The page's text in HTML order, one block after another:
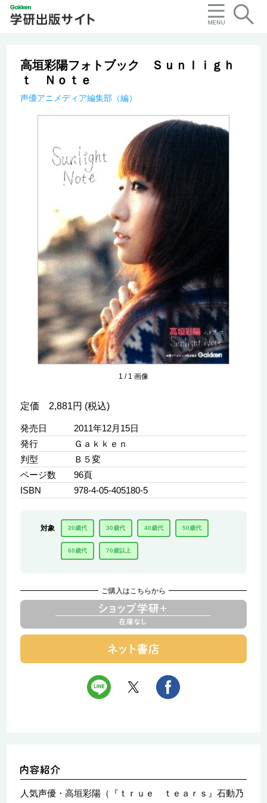
高垣彩陽フォトブック Ｓｕｎｌｉｇｈ
ｔ Ｎｏｔｅ
声優アニメディア編集部（編）
1 / 1 画像
定価 2,881円 (税込)
発売日
2011年12月15日
発行
Ｇａｋｋｅｎ
判型
Ｂ５変
ページ数
96頁
ISBN
978-4-05-405180-5
対象 20歳代 30歳代 40歳代 50歳代
60歳代 70歳以上
ご購入はこちらから
人気声優・高垣彩陽（『ｔｒｕｅ ｔｅａｒｓ』石動乃